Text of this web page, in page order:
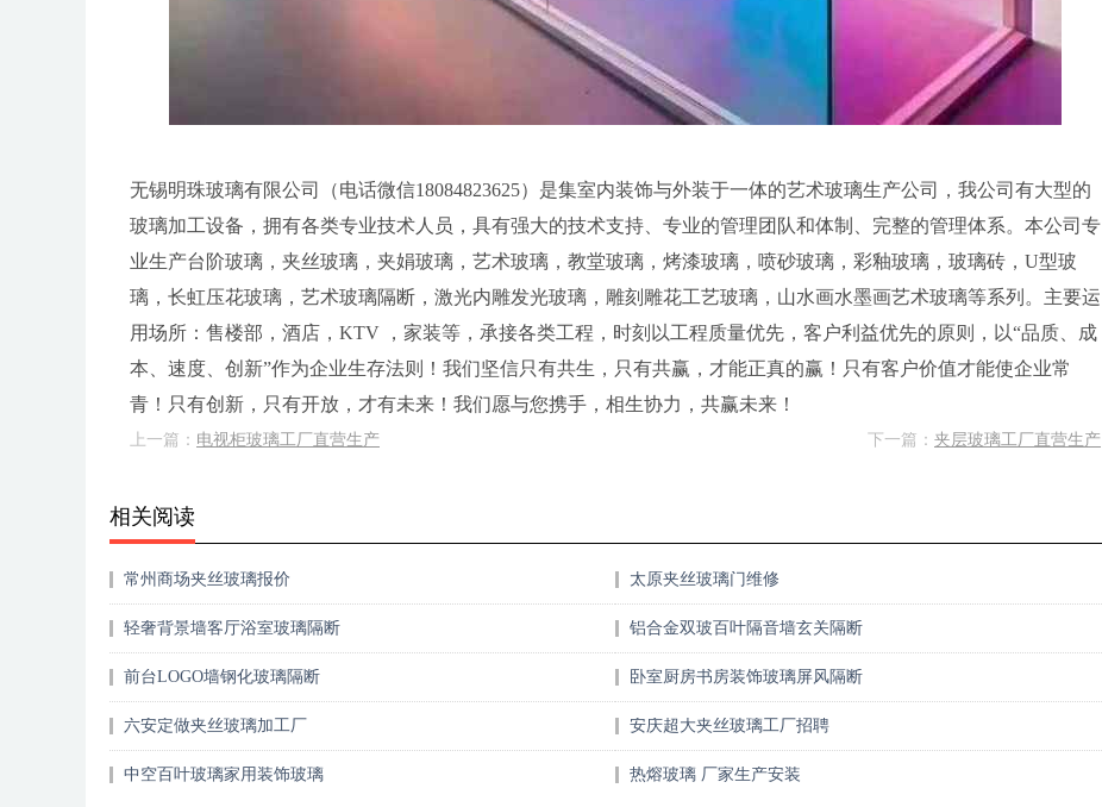
无锡明珠玻璃有限公司（电话微信18084823625）是集室内装饰与外装于一体的艺术玻璃生产公司，我公司有大型的
玻璃加工设备，拥有各类专业技术人员，具有强大的技术支持、专业的管理团队和体制、完整的管理体系。本公司专
业生产台阶玻璃，夹丝玻璃，夹娟玻璃，艺术玻璃，教堂玻璃，烤漆玻璃，喷砂玻璃，彩釉玻璃，玻璃砖，U型玻
璃，长虹压花玻璃，艺术玻璃隔断，激光内雕发光玻璃，雕刻雕花工艺玻璃，山水画水墨画艺术玻璃等系列。主要运
用场所：售楼部，酒店，KTV ，家装等，承接各类工程，时刻以工程质量优先，客户利益优先的原则，以“品质、成
本、速度、创新”作为企业生存法则！我们坚信只有共生，只有共赢，才能正真的赢！只有客户价值才能使企业常
青！只有创新，只有开放，才有未来！我们愿与您携手，相生协力，共赢未来！
上一篇： 电视柜玻璃工厂直营生产 下一篇： 夹层玻璃工厂直营生产
相关阅读
常州商场夹丝玻璃报价 太原夹丝玻璃门维修
轻奢背景墙客厅浴室玻璃隔断 铝合金双玻百叶隔音墙玄关隔断
前台LOGO墙钢化玻璃隔断 卧室厨房书房装饰玻璃屏风隔断
六安定做夹丝玻璃加工厂 安庆超大夹丝玻璃工厂招聘
中空百叶玻璃家用装饰玻璃 热熔玻璃 厂家生产安装